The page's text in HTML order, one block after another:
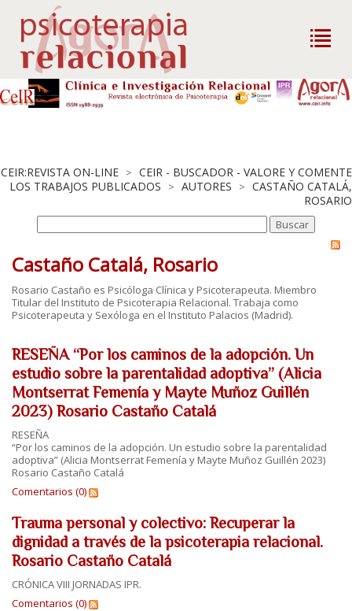
CEIR:REVISTA ON-LINE > CEIR - BUSCADOR - VALORE Y COMENTE
LOS TRABAJOS PUBLICADOS > AUTORES > CASTAÑO CATALÁ,
ROSARIO
Castaño Catalá, Rosario
Rosario Castaño es Psicóloga Clínica y Psicoterapeuta. Miembro
Titular del Instituto de Psicoterapia Relacional. Trabaja como
Psicoterapeuta y Sexóloga en el Instituto Palacios (Madrid).
RESEÑA “Por los caminos de la adopción. Un
estudio sobre la parentalidad adoptiva” (Alicia
Montserrat Femenía y Mayte Muñoz Guillén
2023) Rosario Castaño Catalá
RESEÑA
“Por los caminos de la adopción. Un estudio sobre la parentalidad
adoptiva” (Alicia Montserrat Femenía y Mayte Muñoz Guillén 2023)
Rosario Castaño Catalá
Comentarios (0)
Trauma personal y colectivo: Recuperar la
dignidad a través de la psicoterapia relacional.
Rosario Castaño Catalá
CRÓNICA VIII JORNADAS IPR.
Comentarios (0)